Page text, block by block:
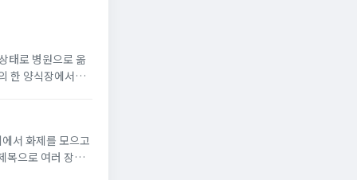
태로 병원으로 옮
한 양식장에서
서 화제를 모으고
목으로 여러 장의